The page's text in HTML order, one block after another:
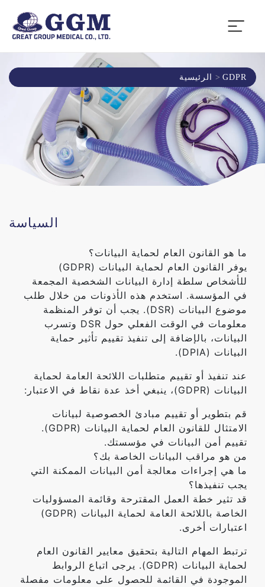
الرئيسية GDPR
السياسة
ما هو القانون العام لحماية البيانات؟
يوفر القانون العام لحماية البيانات (GDPR)
للأشخاص سلطة إدارة البيانات الشخصية المجمعة
في المؤسسة. استخدم هذه الأذونات من خلال طلب
موضوع البيانات (DSR). يجب أن توفر المنظمة
معلومات في الوقت الفعلي حول DSR وتسرب
البيانات، بالإضافة إلى تنفيذ تقييم تأثير حماية
البيانات (DPIA).
عند تنفيذ أو تقييم متطلبات اللائحة العامة لحماية
البيانات (GDPR)، ينبغي أخذ عدة نقاط في الاعتبار:
قم بتطوير أو تقييم مبادئ الخصوصية لبيانات
الامتثال للقانون العام لحماية البيانات (GDPR).
تقييم أمن البيانات في مؤسستك.
من هو مراقب البيانات الخاصة بك؟
ما هي إجراءات معالجة أمن البيانات الممكنة التي
يجب تنفيذها؟
قد تثير خطة العمل المقترحة وقائمة المسؤوليات
الخاصة باللائحة العامة لحماية البيانات (GDPR)
اعتبارات أخرى.
ترتبط المهام التالية بتحقيق معايير القانون العام
لحماية البيانات (GDPR). يرجى اتباع الروابط
الموجودة في القائمة للحصول على معلومات مفصلة